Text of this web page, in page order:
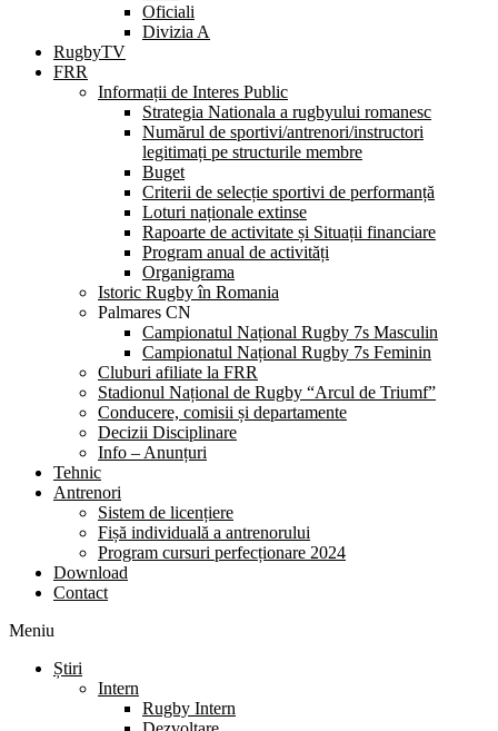
Oficiali
Divizia A
RugbyTV
FRR
Informații de Interes Public
Strategia Nationala a rugbyului romanesc
Numărul de sportivi/antrenori/instructori
legitimați pe structurile membre
Buget
Criterii de selecție sportivi de performanță
Loturi naționale extinse
Rapoarte de activitate și Situații financiare
Program anual de activități
Organigrama
Istoric Rugby în Romania
Palmares CN
Campionatul Național Rugby 7s Masculin
Campionatul Național Rugby 7s Feminin
Cluburi afiliate la FRR
Stadionul Național de Rugby “Arcul de Triumf”
Conducere, comisii și departamente
Decizii Disciplinare
Info – Anunțuri
Tehnic
Antrenori
Sistem de licențiere
Fișă individuală a antrenorului
Program cursuri perfecționare 2024
Download
Contact
Meniu
Știri
Intern
Rugby Intern